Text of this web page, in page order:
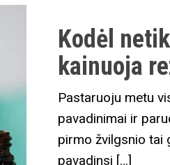
Kodėl
kainuoja
Pastaruoju metu
pavadinimai ir
pirmo žvilgsnio tai
pavadinsi […]